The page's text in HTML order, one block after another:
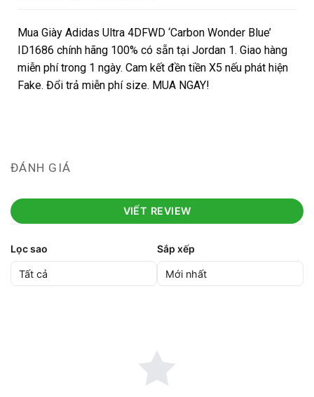
Mua Giày Adidas Ultra 4DFWD ‘Carbon Wonder Blue’
ID1686 chính hãng 100% có sẵn tại Jordan 1. Giao hàng
miễn phí trong 1 ngày. Cam kết đền tiền X5 nếu phát hiện
Fake. Đổi trả miễn phí size. MUA NGAY!
ĐÁNH GIÁ
VIẾT REVIEW
Lọc sao Sắp xếp